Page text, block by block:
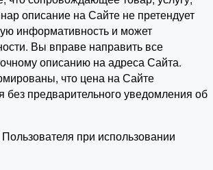
описание на Сайте не претендует
информативность и может
Вы вправе направить все
описанию на адреса Сайта.
что цена на Сайте
без предварительного уведомления об
при использовании